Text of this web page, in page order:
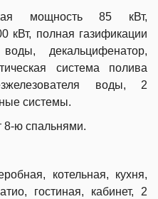
мощность 85 кВт,
кВт, полная газификации
декальцифенатор,
система полива
воды, 2
системы.
8-ю спальнями.
котельная, кухня,
гостиная, кабинет, 2